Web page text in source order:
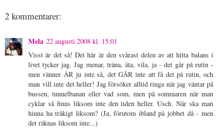
2 kommentarer:
Mela 22 augusti 2008 kl. 15:01
Visst är det så! Det här är den svårast delen av att hitta balans i
livet tycker jag. Jag menar, träna, äta, vila, ja - det går på rutin -
men vänner ÄR ju inte så, det GÅR inte att få det på rutin, och
man vill inte det heller! Jag försöker alltid ringa när jag väntar på
bussen, tunnelbanan eller vad som, men på sommaren när man
cyklar så finns liksom inte den tiden heller. Usch. När ska man
hinna ha tråkigt liksom? (Ja, förutom ibland på jobbet då - men
det räknas liksom inte...)